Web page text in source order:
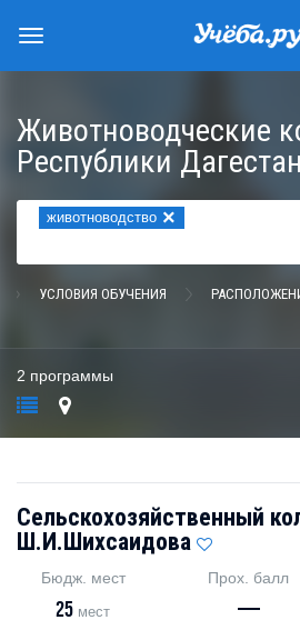
Животноводческие
Республики Дагестан
животноводство ×
УСЛОВИЯ ОБУЧЕНИЯ
2 программы
Сельскохозяйственный
Ш.И.Шихсаидова
Бюдж. мест
25 мест
Прох. балл
—